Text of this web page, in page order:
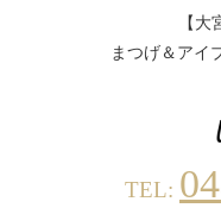
【大
まつげ＆アイ
TEL: